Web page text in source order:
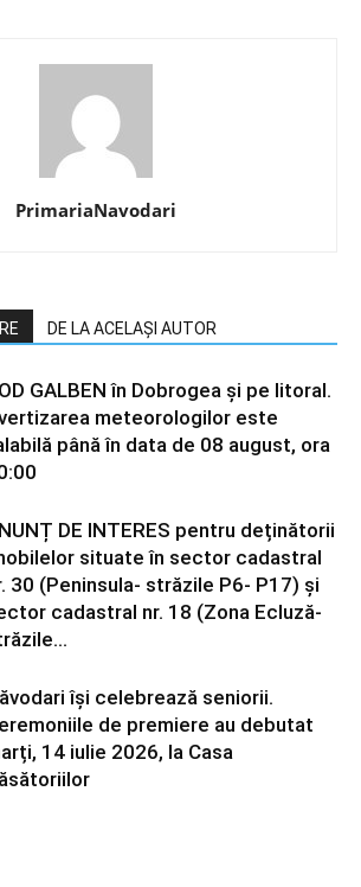
PrimariaNavodari
DE LA ACELAȘI AUTOR
GALBEN în Dobrogea și pe litoral.
meteorologilor este
până în data de 08 august, ora
DE INTERES pentru deținătorii
situate în sector cadastral
30 (Peninsula- străzile P6- P17) și
cadastral nr. 18 (Zona Ecluză-
își celebrează seniorii.
de premiere au debutat
14 iulie 2026, la Casa